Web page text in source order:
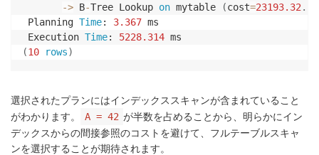
-> B-Tree Lookup on mytable (cost=23193.32 .
Planning Time: 3.367 ms
Execution Time: 5228.314
(10 rows)
選択されたプランにはインデックススキャンが含まれていること
がわかります。
A = 42 が半数を占めることから、明らかにイン
デックスからの間接参照のコストを避けて、フルテーブルスキャ
ンを選択することが期待されます。